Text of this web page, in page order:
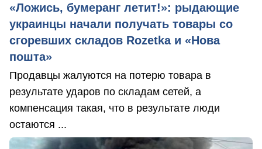
«Ложись, бумеранг летит!»: рыдающие
украинцы начали получать товары со
сгоревших складов Rozetka и «Нова
пошта»
Продавцы жалуются на потерю товара в
результате ударов по складам сетей, а
компенсация такая, что в результате люди
остаются ...